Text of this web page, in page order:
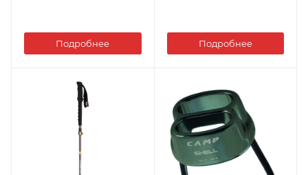
Подробнее Подробнее